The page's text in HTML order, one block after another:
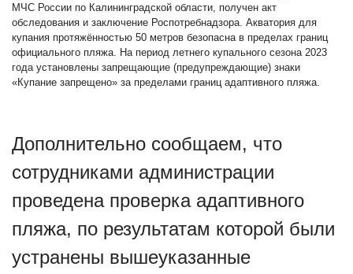
МЧС России по Калининградской области, получен акт
обследования и заключение Роспотребнадзора. Акватория для
купания протяжённостью 50 метров безопасна в пределах границ
официального пляжа. На период летнего купального сезона 2023
года установлены запрещающие (предупреждающие) знаки
«Купание запрещено» за пределами границ адаптивного пляжа.
Дополнительно сообщаем, что
сотрудниками администрации
проведена проверка адаптивного
пляжа, по результатам которой были
устранены вышеуказанные